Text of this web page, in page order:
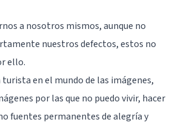
a nosotros mismos, aunque no
nuestros defectos, estos no
ello.
turista en el mundo de las imágenes,
por las que no puedo vivir, hacer
fuentes permanentes de alegría y